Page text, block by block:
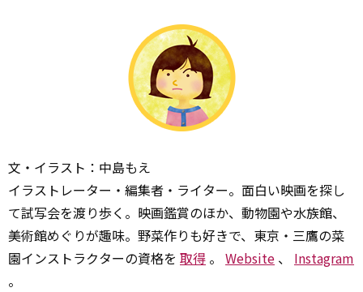
文・イラスト：中島もえ
イラストレーター・編集者・ライター。面白い映画を探し
て試写会を渡り歩く。映画鑑賞のほか、動物園や水族館、
美術館めぐりが趣味。野菜作りも好きで、東京・三鷹の菜
園インストラクターの資格を 取得 。 Website 、 Instagram
。